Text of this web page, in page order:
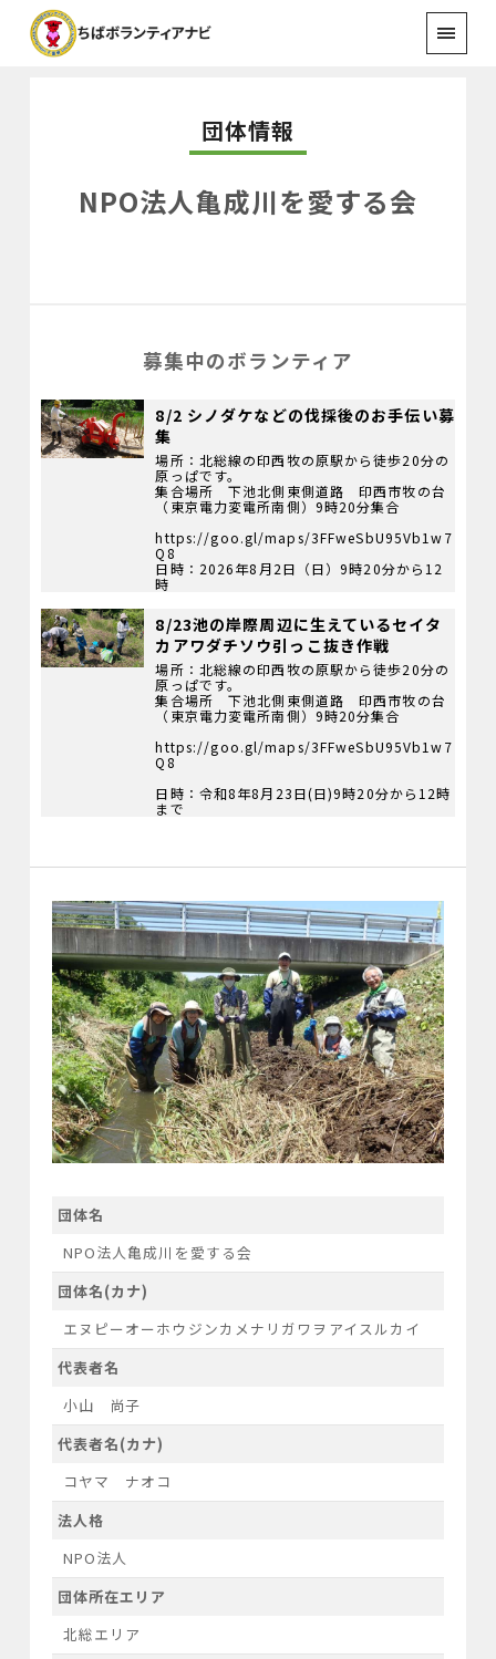
団体情報
NPO法人亀成川を愛する会
募集中のボランティア
8/2 シノダケなどの伐採後のお手伝い募
集
場所：北総線の印西牧の原駅から徒歩20分の
原っぱです。
集合場所 下池北側東側道路 印西市牧の台
（東京電力変電所南側）9時20分集合
https://goo.gl/maps/3FFweSbU95Vb1w7
Q8
日時：2026年8月2日（日）9時20分から12
時
8/23池の岸際周辺に生えているセイタ
カアワダチソウ引っこ抜き作戦
場所：北総線の印西牧の原駅から徒歩20分の
原っぱです。
集合場所 下池北側東側道路 印西市牧の台
（東京電力変電所南側）9時20分集合
https://goo.gl/maps/3FFweSbU95Vb1w7
Q8
日時：令和8年8月23日(日)9時20分から12時
まで
団体名
NPO法人亀成川を愛する会
団体名(カナ)
エヌピーオーホウジンカメナリガワヲアイスルカイ
代表者名
小山 尚子
代表者名(カナ)
コヤマ ナオコ
法人格
NPO法人
団体所在エリア
北総エリア